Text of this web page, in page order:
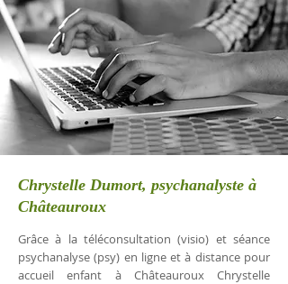
Chrystelle Dumort, psychanalyste à
Châteauroux
Grâce à la téléconsultation (visio) et séance
psychanalyse (psy) en ligne et à distance pour
accueil enfant à Châteauroux Chrystelle